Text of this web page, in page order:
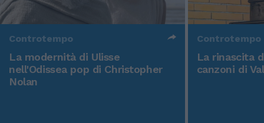
Controtempo
La modernità di Ulisse
nell'Odissea pop di Christopher
Nolan
Controtempo
La rinascita
canzoni di